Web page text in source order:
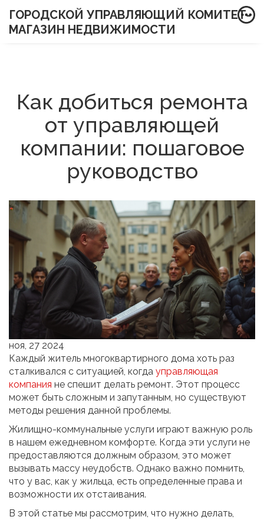
ГОРОДСКОЙ УПРАВЛЯЮЩИЙ КОМИТЕТ-
МАГАЗИН НЕДВИЖИМОСТИ
Как добиться ремонта
от управляющей
компании: пошаговое
руководство
ноя, 27 2024
Каждый житель многоквартирного дома хоть раз
сталкивался с ситуацией, когда управляющая
компания не спешит делать ремонт. Этот процесс
может быть сложным и запутанным, но существуют
методы решения данной проблемы.
Жилищно-коммунальные услуги играют важную роль
в нашем ежедневном комфорте. Когда эти услуги не
предоставляются должным образом, это может
вызывать массу неудобств. Однако важно помнить,
что у вас, как у жильца, есть определенные права и
возможности их отстаивания.
В этой статье мы рассмотрим, что нужно делать,